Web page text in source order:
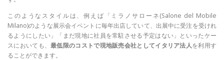
このようなスタイルは、例えば「ミラノサローネ(Salone del Mobile
Milano)のような展示会イベントに毎年出店していて、出展中に受注を受けれ
るようにしたい」「まだ現地に社員を常駐させる予定はない」といったケー
スにおいても、最低限のコストで現地販売会社としてイタリア法人を利用す
ることができます。